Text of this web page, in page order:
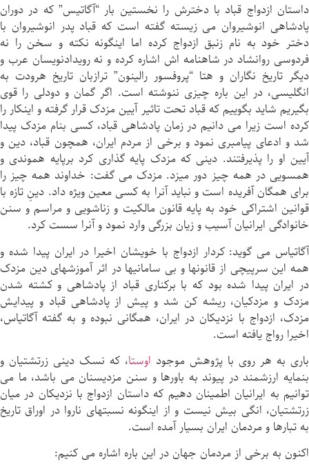
داستان ازدواج قباد با دخترش را نخستین بار “آگاتيس” كه در دوران
پادشاهى انوشيروان می زيسته گفته است كه قباد پدر انوشيروان با
دختر خود به نام زنبق ازدواج كرده اما اینگونه نکته و سخن را نه
فردوسى روانشاد در شاهنامه اش اشاره كرده و نه رویدادنويسان عرب و
ديگر تاريخ نگاران و هتا “پروفسور رالينون” ترازبان تاريخ هرودت به
انگليسى، در اين باره چيزى ننوشته است. اگر گمان و دودلی را قوى
بگيريم شاید بگویيم كه قباد تحت تاثير آیين مزدک قرار گرفته و اينكار را
كرده است زيرا می دانيم در زمان پادشاهى قباد، کسی بنام مزدک پيدا
شد و ادعاى پيامبرى نمود و برخی از مردم ايران، همچون قباد، دين و
آیين او را پذيرفتند. دينى كه مزدک پایه گذاری کرد برپایه هموندی و
همسویی در همه چيز دور میزد. مزدک می گفت: خداوند همه چيز را
براى همگان آفريده است و نبايد آنرا به کسی معين ویژه داد. دينِ تازه با
قوانين اشتراكى خود به پایه قانون مالكيت و زناشويى و مراسم و سنن
خانوادگى ايرانيان آسیب و زیان بزرگى وارد نمود و آنرا سست كرد.
آگاتياس می گويد: کردار ازدواج با خویشان اخيرا در ايران پيدا شده و
همه اين سرپیچی از قانونها و بى سامانیها در اثر آموزشهای دين مزدک
در ايران پيدا شده بود كه با برکناری قباد از پادشاهى و كشته شدن
مزدک و مزدكيان، ريشه كن شد و پيش از پادشاهى قباد و پیدایش
مزدک، ازدواج با نزدیکان در ايران، همگانی نبوده و به گفته آگاتياس،
اخيرا رواج يافته است.
بارى به هر روى با پژوهش موجود اوستا، كه نسک دینی زرتشتيان و
بنمایه ارزشمند در پیوند به باورها و سنن مزديسنان می باشد، ما می
توانيم به ایرانیان اطمينان دهيم كه داستان ازدواج با نزدیکان در ميان
زرتشتيان، انگی بيش نيست و از اينگونه نسبتهاى ناروا در اوراق تاريخ
به تبارها و مردمان ایران بسیار آمده است.
اکنون به برخی از مردمان جهان در این باره اشاره می كنيم: